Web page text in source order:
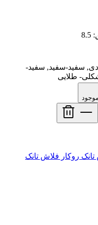
سفید-سفید, سفید-
طلایی
روکار فلاش تانک